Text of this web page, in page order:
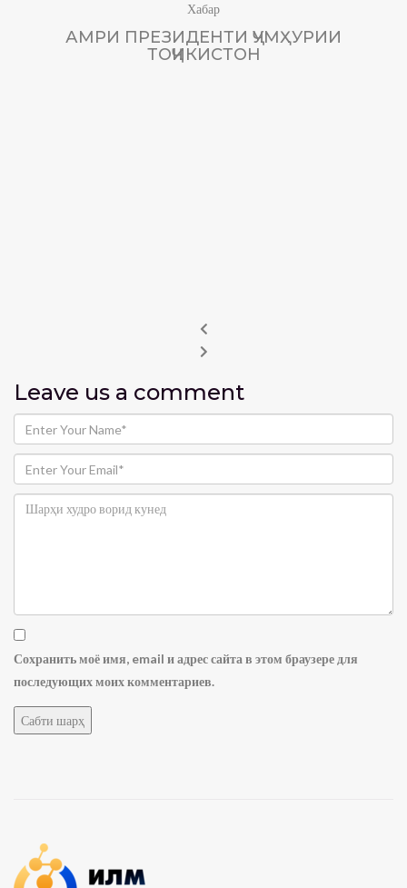
Хабар
АМРИ ПРЕЗИДЕНТИ ҶУМҲУРИИ
ТОҶИКИСТОН
Leave us a comment
Сохранить моё имя, email и адрес сайта в этом браузере для
последующих моих комментариев.